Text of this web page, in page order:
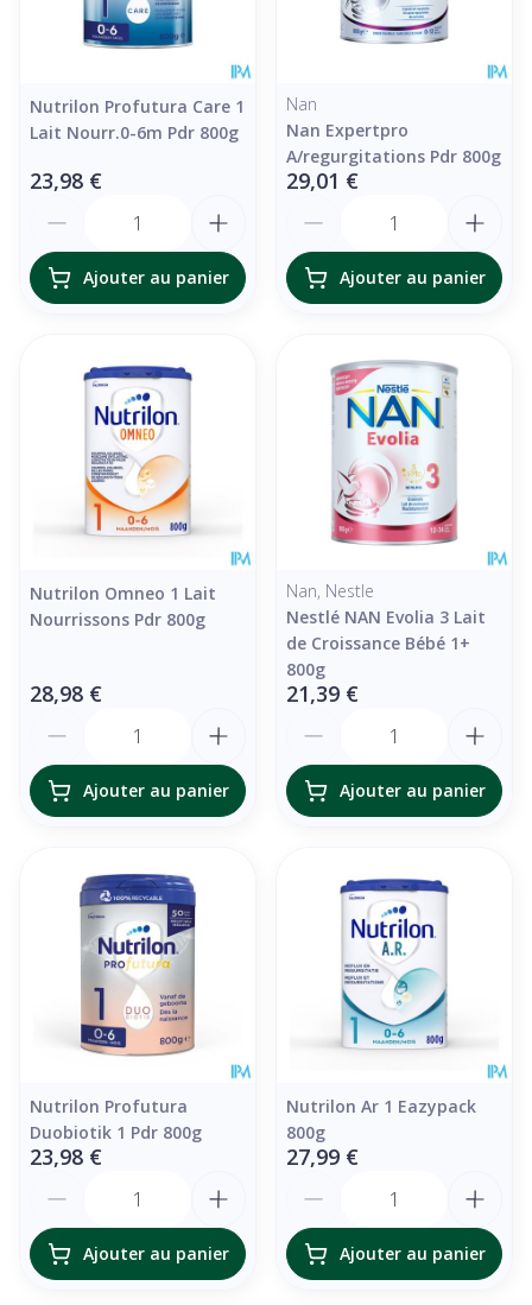
Nutrilon Profutura Care 1
Lait Nourr.0-6m Pdr 800g
23,98 €
Ajouter au panier
Nan
Nan Expertpro
A/regurgitations Pdr 800g
29,01 €
Ajouter au panier
Nutrilon Omneo 1 Lait
Nourrissons Pdr 800g
28,98 €
Ajouter au panier
Nan, Nestle
Nestlé NAN Evolia 3 Lait
de Croissance Bébé 1+
800g
21,39 €
Ajouter au panier
Nutrilon Profutura
Duobiotik 1 Pdr 800g
23,98 €
Ajouter au panier
Nutrilon Ar 1 Eazypack
800g
27,99 €
Ajouter au panier